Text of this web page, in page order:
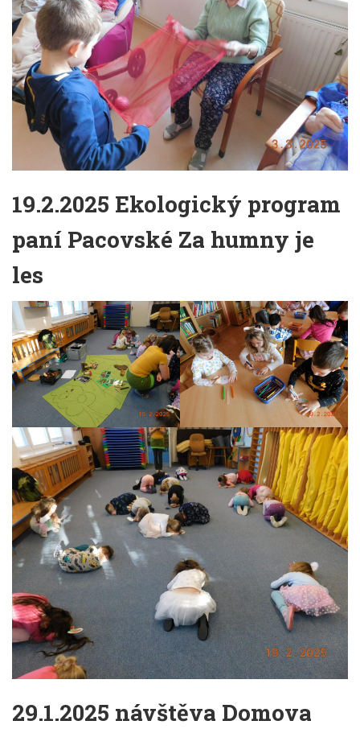
19.2.2025 Ekologický program
paní Pacovské Za humny je
les
29.1.2025 návštěva Domova